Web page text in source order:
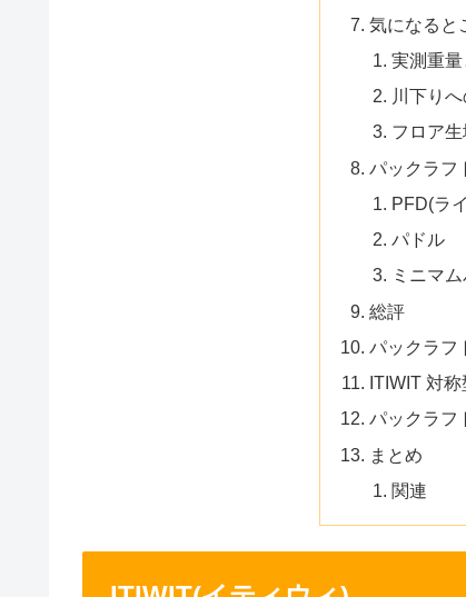
気になると
実測重
川下り
フロア
パックラフ
PFD(ラ
パドル
ミニマ
総評
パックラフ
ITIWIT 対
パックラフ
まとめ
関連